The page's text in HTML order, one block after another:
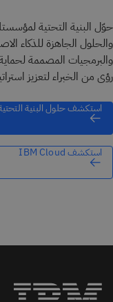
والحلول الجاهزة للذكاء
والبرمجيات المصممة
رؤى من الخبراء لتعزيز
استكشف حلول البنية
استكشف IBM Cloud